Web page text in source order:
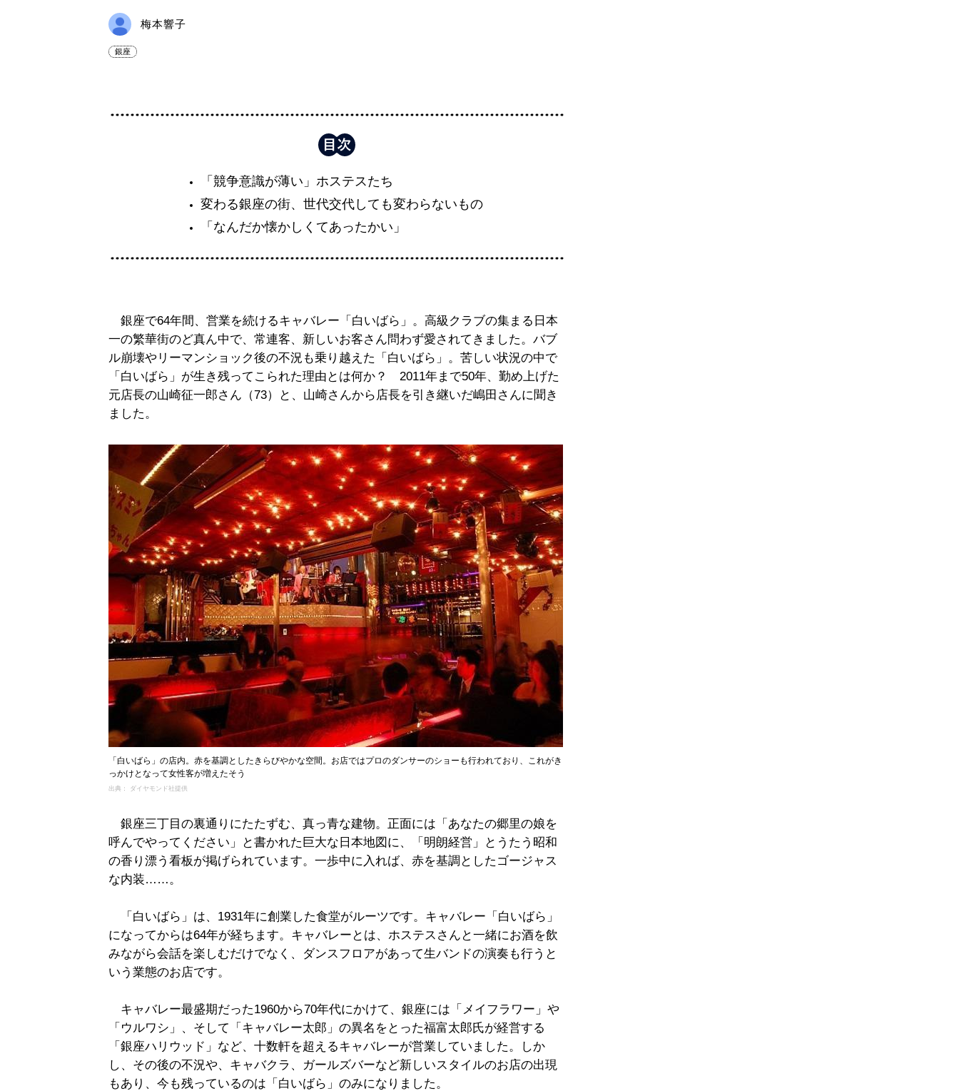
梅本響子
銀座
「競争意識が薄い」ホステスたち
変わる銀座の街、世代交代しても変わらないもの
「なんだか懐かしくてあったかい」
銀座で64年間、営業を続けるキャバレー「白いばら」。高級クラブの集まる日本
一の繁華街のど真ん中で、常連客、新しいお客さん問わず愛されてきました。バブ
ル崩壊やリーマンショック後の不況も乗り越えた「白いばら」。苦しい状況の中で
「白いばら」が生き残ってこられた理由とは何か？ 2011年まで50年、勤め上げた
元店長の山崎征一郎さん（73）と、山崎さんから店長を引き継いだ嶋田さんに聞き
ました。
「白いばら」の店内。赤を基調としたきらびやかな空間。お店ではプロのダンサーのショーも行われており、これがき
っかけとなって女性客が増えたそう
出典： ダイヤモンド社提供
銀座三丁目の裏通りにたたずむ、真っ青な建物。正面には「あなたの郷里の娘を
呼んでやってください」と書かれた巨大な日本地図に、「明朗経営」とうたう昭和
の香り漂う看板が掲げられています。一歩中に入れば、赤を基調としたゴージャス
な内装……。
「白いばら」は、1931年に創業した食堂がルーツです。キャバレー「白いばら」
になってからは64年が経ちます。キャバレーとは、ホステスさんと一緒にお酒を飲
みながら会話を楽しむだけでなく、ダンスフロアがあって生バンドの演奏も行うと
いう業態のお店です。
キャバレー最盛期だった1960から70年代にかけて、銀座には「メイフラワー」や
「ウルワシ」、そして「キャバレー太郎」の異名をとった福富太郎氏が経営する
「銀座ハリウッド」など、十数軒を超えるキャバレーが営業していました。しか
し、その後の不況や、キャバクラ、ガールズバーなど新しいスタイルのお店の出現
もあり、今も残っているのは「白いばら」のみになりました。